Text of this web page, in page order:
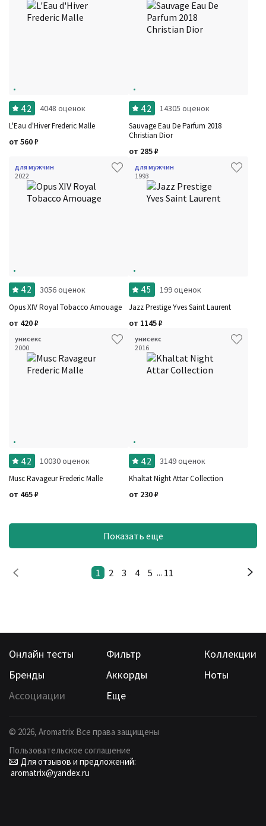
4.2 4048 оценок
L'Eau d'Hiver Frederic Malle
от 560₽
4.2 14305 оценок
Sauvage Eau De Parfum 2018
Christian Dior
от 285₽
для мужчин
2022
4.2 3056 оценок
Opus XIV Royal Tobacco Amouage
от 420₽
для мужчин
1993
4.5 199 оценок
Jazz Prestige Yves Saint Laurent
от 1145₽
унисекс
2000
4.2 10030 оценок
Musc Ravageur Frederic Malle
от 465₽
унисекс
2016
4.2 3149 оценок
Khaltat Night Attar Collection
от 230₽
Показать еще
1 2 3 4 5 ... 11
Онлайн тесты Фильтр
Коллекции
Бренды
Аккорды
Ноты
Ассоциации
Еще
© 2026, Aromatrix Все права защищены
Пользовательское соглашение
Для отзывов и предложений:
aromatrix@yandex.ru